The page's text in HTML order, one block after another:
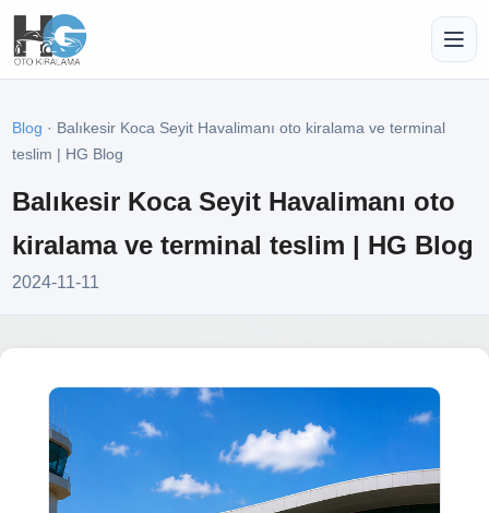
Blog · Balıkesir Koca Seyit Havalimanı oto kiralama ve terminal
teslim | HG Blog
Balıkesir Koca Seyit Havalimanı oto
kiralama ve terminal teslim | HG Blog
2024-11-11